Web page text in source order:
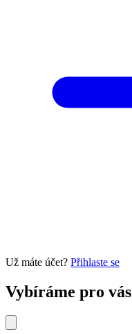
Už máte účet? Přihlaste se
Vybíráme pro vás